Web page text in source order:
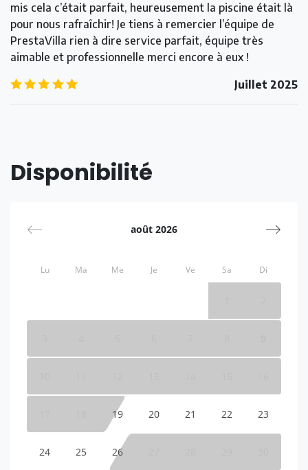
mis cela c’était parfait, heureusement la piscine était là
pour nous rafraîchir! Je tiens à remercier l’équipe de
PrestaVilla rien à dire service parfait, équipe très
aimable et professionnelle merci encore à eux !
Juillet 2025
Disponibilité
août 2026
Lu Ma Me Je Ve Sa Di
19 20 21 22 23
24 25 26